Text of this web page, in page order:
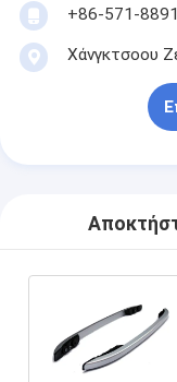
+86-571-
Χάνγκτσοου